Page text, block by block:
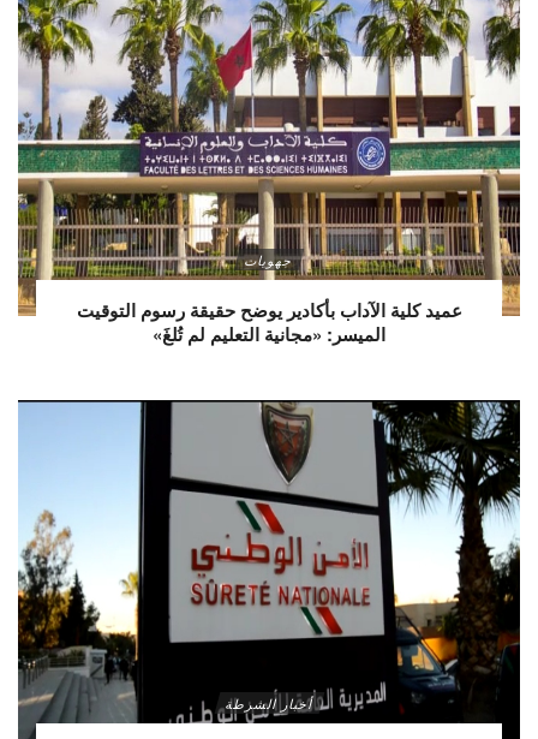
جهويات
عميد كلية الآداب بأكادير يوضح حقيقة رسوم التوقيت
الميسر: «مجانية التعليم لم تُلغَ»
أخبار الشرطة